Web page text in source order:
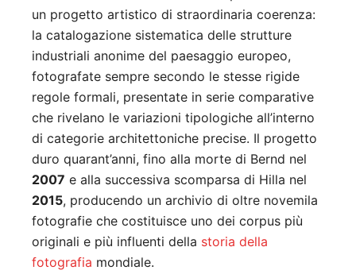
un progetto artistico di straordinaria coerenza:
la catalogazione sistematica delle strutture
industriali anonime del paesaggio europeo,
fotografate sempre secondo le stesse rigide
regole formali, presentate in serie comparative
che rivelano le variazioni tipologiche all’interno
di categorie architettoniche precise. Il progetto
duro quarant’anni, fino alla morte di Bernd nel
2007 e alla successiva scomparsa di Hilla nel
2015, producendo un archivio di oltre novemila
fotografie che costituisce uno dei corpus più
originali e più influenti della storia della
fotografia mondiale.